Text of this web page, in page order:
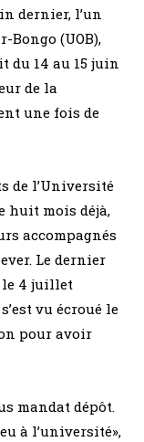
dernier, l’un
Bongo (UOB),
du 14 au 15 juin
de la
une fois de
de l’Université
huit mois déjà,
accompagnés
Le dernier
le 4 juillet
vu écroué le
pour avoir
mandat dépôt.
à l’université»,